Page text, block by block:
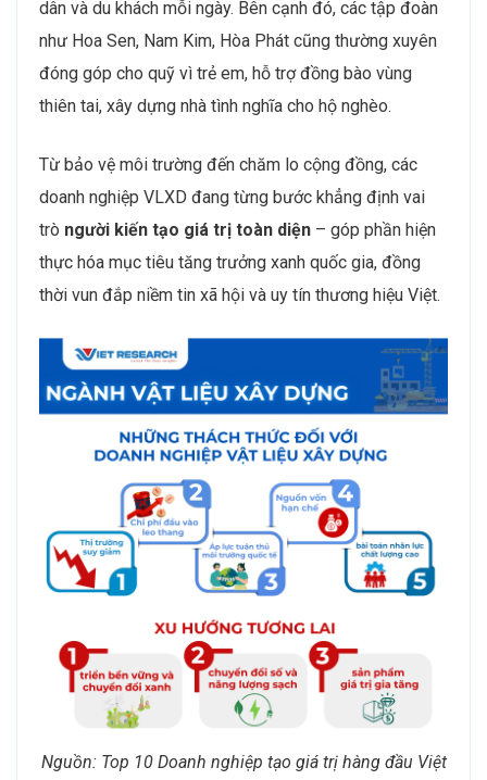
dân và du khách mỗi ngày. Bên cạnh đó, các tập đoàn
như Hoa Sen, Nam Kim, Hòa Phát cũng thường xuyên
đóng góp cho quỹ vì trẻ em, hỗ trợ đồng bào vùng
thiên tai, xây dựng nhà tình nghĩa cho hộ nghèo.
Từ bảo vệ môi trường đến chăm lo cộng đồng, các
doanh nghiệp VLXD đang từng bước khẳng định vai
trò người kiến tạo giá trị toàn diện – góp phần hiện
thực hóa mục tiêu tăng trưởng xanh quốc gia, đồng
thời vun đắp niềm tin xã hội và uy tín thương hiệu Việt.
Nguồn: Top 10 Doanh nghiệp tạo giá trị hàng đầu Việt